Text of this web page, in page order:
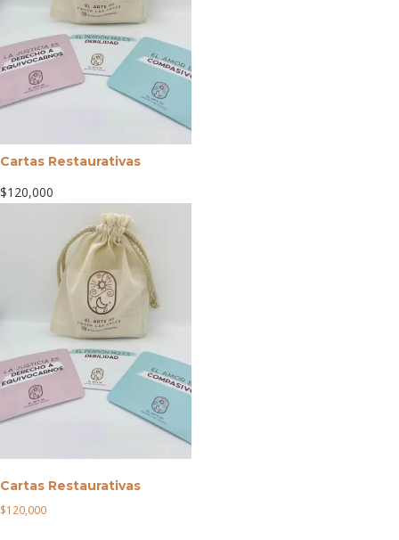
Cartas Restaurativas
$120,000
Cartas Restaurativas
$120,000